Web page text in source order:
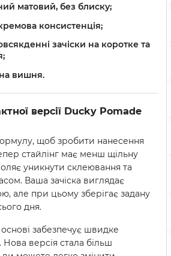
матовий, без блиску;
консистенція;
зачіски на коротке та
вишня.
версії Ducky Pomade
щоб зробити нанесення
стайлінг має менш щільну
уникнути склеювання та
Ваша зачіска виглядає
але при цьому зберігає задану
дня.
забезпечує швидке
версія стала більш